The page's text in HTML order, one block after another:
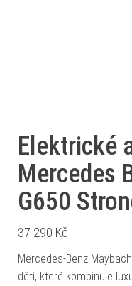
Elektrické
Mercedes
G650
37 290 Kč
Mercedes-Benz
děti, které kombinuje